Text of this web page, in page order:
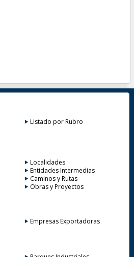
Listado por Rubro
Localidades
Entidades Intermedias
Caminos y Rutas
Obras y Proyectos
Empresas Exportadoras